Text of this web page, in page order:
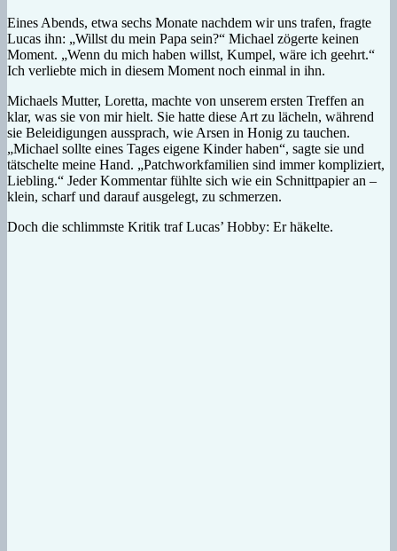
Eines Abends, etwa sechs Monate nachdem wir uns trafen, fragte
Lucas ihn: „Willst du mein Papa sein?“ Michael zögerte keinen
Moment. „Wenn du mich haben willst, Kumpel, wäre ich geehrt.“
Ich verliebte mich in diesem Moment noch einmal in ihn.
Michaels Mutter, Loretta, machte von unserem ersten Treffen an
klar, was sie von mir hielt. Sie hatte diese Art zu lächeln, während
sie Beleidigungen aussprach, wie Arsen in Honig zu tauchen.
„Michael sollte eines Tages eigene Kinder haben“, sagte sie und
tätschelte meine Hand. „Patchworkfamilien sind immer kompliziert,
Liebling.“ Jeder Kommentar fühlte sich wie ein Schnittpapier an –
klein, scharf und darauf ausgelegt, zu schmerzen.
Doch die schlimmste Kritik traf Lucas’ Hobby: Er häkelte.